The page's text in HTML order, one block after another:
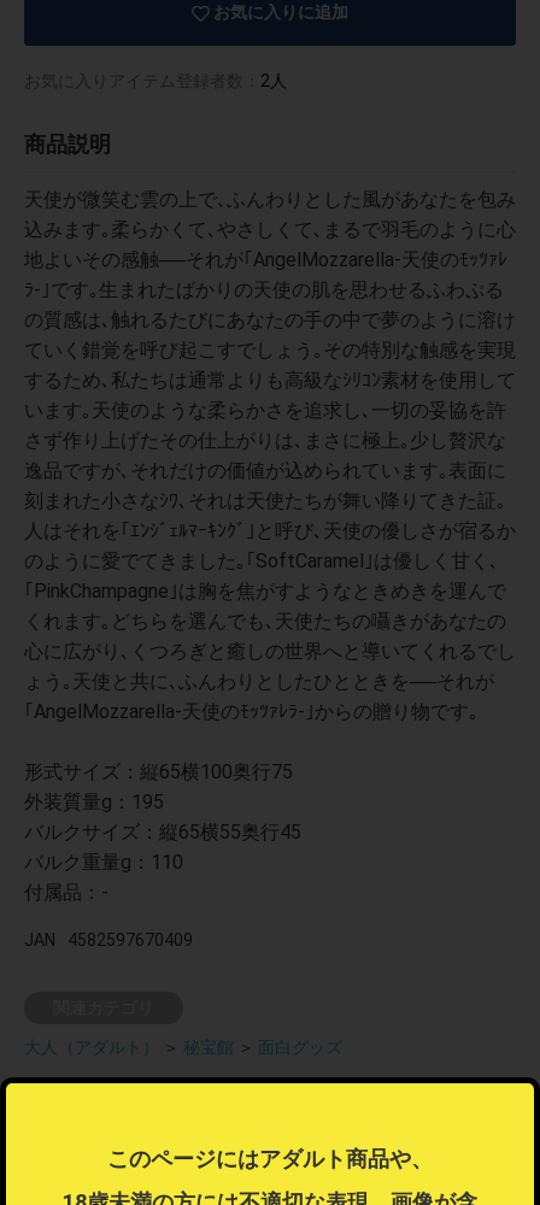
お気に入りに追加
お気に入りアイテム登録者数： 2人
商品説明
天使が微笑む雲の上で､ふんわりとした風があなたを包み
込みます｡柔らかくて､やさしくて､まるで羽毛のように心
地よいその感触──それが｢AngelMozzarella-天使のﾓｯﾂｧﾚ
ﾗ-｣です｡生まれたばかりの天使の肌を思わせるふわぷる
の質感は､触れるたびにあなたの手の中で夢のように溶け
ていく錯覚を呼び起こすでしょう｡その特別な触感を実現
するため､私たちは通常よりも高級なｼﾘｺﾝ素材を使用して
います｡天使のような柔らかさを追求し､一切の妥協を許
さず作り上げたその仕上がりは､まさに極上｡少し贅沢な
逸品ですが､それだけの価値が込められています｡表面に
刻まれた小さなｼﾜ､それは天使たちが舞い降りてきた証｡
人はそれを｢ｴﾝｼﾞｪﾙﾏｰｷﾝｸﾞ｣と呼び､天使の優しさが宿るか
のように愛でてきました｡｢SoftCaramel｣は優しく甘く､
｢PinkChampagne｣は胸を焦がすようなときめきを運んで
くれます｡どちらを選んでも､天使たちの囁きがあなたの
心に広がり､くつろぎと癒しの世界へと導いてくれるでし
ょう｡天使と共に､ふんわりとしたひとときを──それが
｢AngelMozzarella-天使のﾓｯﾂｧﾚﾗ-｣からの贈り物です｡
形式サイズ：縦65横100奥行75
外装質量g：195
バルクサイズ：縦65横55奥行45
バルク重量g：110
付属品：-
JAN 4582597670409
大人（アダルト） ＞ 秘宝館 ＞ 面白グッズ
ラッピング不可商品とラッピング可能商品を同時注文した場合、ラ
このページにはアダルト商品や、